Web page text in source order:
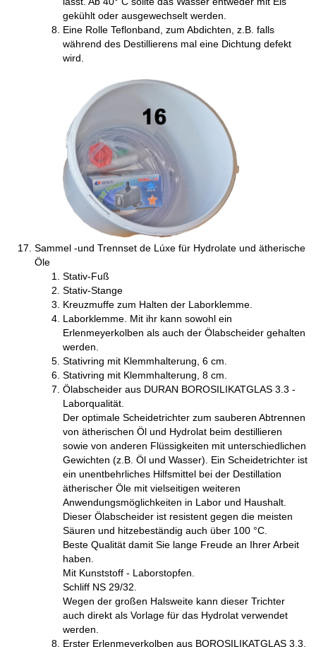
gekühlt oder ausgewechselt werden.
Eine Rolle Teflonband, zum Abdichten, z.B. falls
während des Destillierens mal eine Dichtung defekt
wird.
Sammel -und Trennset de Lúxe für Hydrolate und ätherische
Öle
Stativ-Fuß
Stativ-Stange
Kreuzmuffe zum Halten der Laborklemme.
Laborklemme. Mit ihr kann sowohl ein
Erlenmeyerkolben als auch der Ölabscheider gehalten
werden.
Stativring mit Klemmhalterung, 6 cm.
Stativring mit Klemmhalterung, 8 cm.
Ölabscheider aus DURAN BOROSILIKATGLAS 3.3 -
Laborqualität.
Der optimale Scheidetrichter zum sauberen Abtrennen
von ätherischen Öl und Hydrolat beim destillieren
sowie von anderen Flüssigkeiten mit unterschiedlichen
Gewichten (z.B. Öl und Wasser). Ein Scheidetrichter ist
ein unentbehrliches Hilfsmittel bei der Destillation
ätherischer Öle mit vielseitigen weiteren
Anwendungsmöglichkeiten in Labor und Haushalt.
Dieser Ölabscheider ist resistent gegen die meisten
Säuren und hitzebeständig auch über 100 °C.
Beste Qualität damit Sie lange Freude an Ihrer Arbeit
haben.
Mit Kunststoff - Laborstopfen.
Schliff NS 29/32.
Wegen der großen Halsweite kann dieser Trichter
auch direkt als Vorlage für das Hydrolat verwendet
werden.
Erster Erlenmeyerkolben aus BOROSILIKATGLAS 3.3.